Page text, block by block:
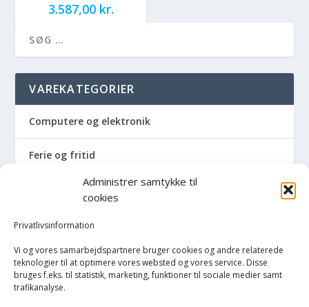
Administrer samtykke til
cookies
Privatlivsinformation
Vi og vores samarbejdspartnere bruger cookies og andre relaterede
teknologier til at optimere vores websted og vores service. Disse
bruges f.eks. til statistik, marketing, funktioner til sociale medier samt
trafikanalyse.
3.587,00 kr.
VAREKATEGORIER
Computere og elektronik
Ferie og fritid
Hus og have
Havemaskiner
Hvidevarer
Køkken